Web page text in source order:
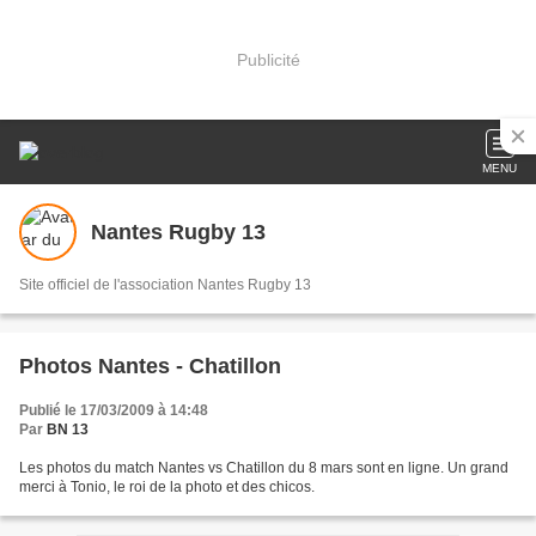
Publicité
MENU
Nantes Rugby 13
Site officiel de l'association Nantes Rugby 13
Photos Nantes - Chatillon
Publié le 17/03/2009 à 14:48
Par BN 13
Les photos du match Nantes vs Chatillon du 8 mars sont en ligne. Un grand
merci à Tonio, le roi de la photo et des chicos.